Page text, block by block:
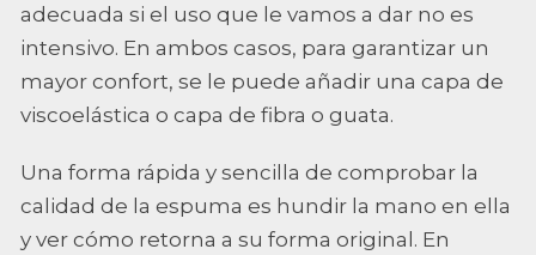
adecuada si el uso que le vamos a dar no es
intensivo. En ambos casos, para garantizar un
mayor confort, se le puede añadir una capa de
viscoelástica o capa de fibra o guata.
Una forma rápida y sencilla de comprobar la
calidad de la espuma es hundir la mano en ella
y ver cómo retorna a su forma original. En